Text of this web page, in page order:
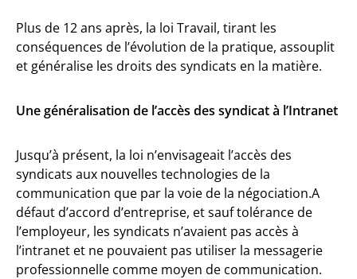
Plus de 12 ans après, la loi Travail, tirant les
conséquences de l’évolution de la pratique, assouplit
et généralise les droits des syndicats en la matière.
Une généralisation de l’accès des syndicat à l’Intranet
Jusqu’à présent, la loi n’envisageait l’accès des
syndicats aux nouvelles technologies de la
communication que par la voie de la négociation.A
défaut d’accord d’entreprise, et sauf tolérance de
l’employeur, les syndicats n’avaient pas accès à
l’intranet et ne pouvaient pas utiliser la messagerie
professionnelle comme moyen de communication.